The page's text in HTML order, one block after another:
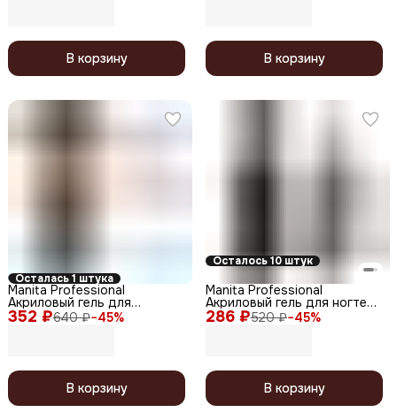
В корзину В корзину
Осталась 1 штука
352 ₽640 ₽−45%
Manita Professional
Акриловый гель для
моделирования ногтей
№09, 30 мл
В корзину
Осталось 10 штук
286 ₽520 ₽−45%
Manita Professional
Акриловый гель для ногтей
светоотражающий №04, 15
мл
В корзину